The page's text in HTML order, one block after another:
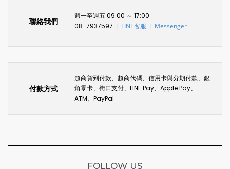
聯絡我們
週一至週五 09:00 ～ 17:00
08-7937597
LINE客服 Messenger
付款方式
超商貨到付款、超商代碼、信用卡與分期付款、銀
角零卡、街口支付、LINE Pay、Apple Pay、
ATM、PayPal
FOLLOW US